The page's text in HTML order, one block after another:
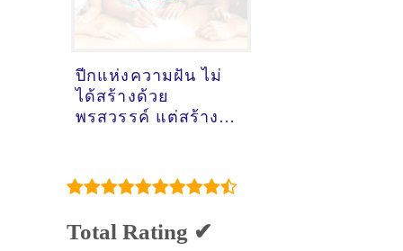
ปีกแห่งความฝัน ไม่
ได้สร้างด้วย
พรสวรรค์ แต่สร้าง
ความฝัน ไม่ได้สร้าง
ด้วยพรสวรรค์ แต่
สร้างด้วย "วินัย":
เส้นทางสู่การเป็น
Total Rating ✔